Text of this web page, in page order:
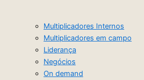
Multiplicadores Internos
Multiplicadores em campo
Liderança
Negócios
On demand